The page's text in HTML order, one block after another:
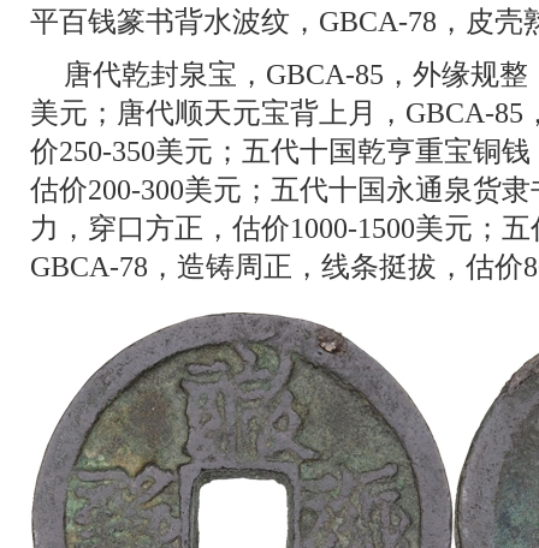
平百钱篆书背水波纹，GBCA-78，皮壳
唐代乾封泉宝，GBCA-85，外缘规
美元；唐代顺天元宝背上月，GBCA-
价250-350美元；五代十国乾亨重宝铜
估价200-300美元；五代十国永通泉货
力，穿口方正，估价1000-1500美元；
GBCA-78，造铸周正，线条挺拔，估价